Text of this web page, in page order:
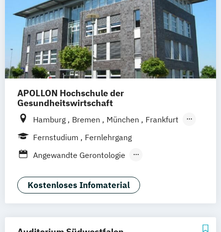
APOLLON Hochschule der
Gesundheitswirtschaft
Hamburg Bremen München
Frankfurt
Köln
Göttingen Leipzig
Stuttgart
Fernstudium
Fernlehrgang
Angewandte Gerontologie
Berufspädagogik & Management
Gerontologie - Kompetenzen für das
Kostenloses Infomaterial